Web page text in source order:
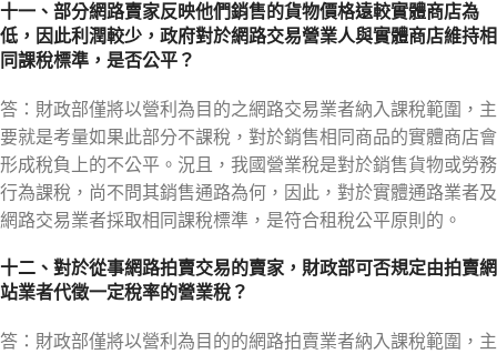
十一、部分網路賣家反映他們銷售的貨物價格遠較實體商店為
低，因此利潤較少，政府對於網路交易營業人與實體商店維持相
同課稅標準，是否公平？
答：財政部僅將以營利為目的之網路交易業者納入課稅範圍，主
要就是考量如果此部分不課稅，對於銷售相同商品的實體商店會
形成稅負上的不公平。況且，我國營業稅是對於銷售貨物或勞務
行為課稅，尚不問其銷售通路為何，因此，對於實體通路業者及
網路交易業者採取相同課稅標準，是符合租稅公平原則的。
十二、對於從事網路拍賣交易的賣家，財政部可否規定由拍賣網
站業者代徵一定稅率的營業稅？
答：財政部僅將以營利為目的的網路拍賣業者納入課稅範圍，主